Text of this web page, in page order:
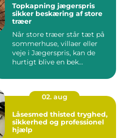
Topkapning jægerspris
sikker beskæring af store
træer
Når store træer står tæt på
sommerhuse, villaer eller
veje i Jægerspris, kan de
hurtigt blive en bek...
02. aug
Låsesmed thisted tryghed,
sikkerhed og professionel
hjælp